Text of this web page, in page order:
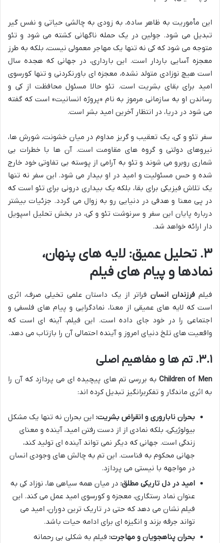
این مأموریت به ظاهر ساده، به زودی به چالشی حیاتی و نفس گیر
تبدیل می شود. جولین در یک حمله ناگهانی کشته می شود و تئو
متوجه می شود که کی نه تنها یک مهاجر معمولی نیست، بلکه به طرز
معجزه آسایی باردار است. این بارداری، در جهانی که هجده سال
است هیچ نوزادی متولد نشده، معجزه ای باورنکردنی و تنها کورسوی
امید برای بقای بشریت است. تئو حالا مسئول محافظت از کی و
رساندن او به سازمانی مرموز به نام «پروژه انسانیت» است که گفته
می شود در دریا، در انتظار آخرین امید بشر است.
سفر تئو و کی، یک تعقیب و گریز مداوم در میان خشونت، شورش ها،
نیروهای دولتی و گروه های مقاومت است. آن ها با خطرات بی
شماری روبرو می شوند و تئو به آرامی از پوسته بی تفاوتی خود خارج
شده و حس مسئولیت و امید در او بیدار می شود. این سفر نه تنها
یک تلاش فیزیکی برای بقا، بلکه یک بیداری درونی برای تئو است که
در پی معنا و هدفی در دنیایی رو به زوال می گردد. جزئیات بیشتر
درباره پایان این سفر و سرنوشت تئو و کی، در بخش تحلیل اسپویل
دار ارائه خواهد شد.
۳. تحلیل عمیق: لایه های پنهان،
نمادها و پیام های فیلم
فیلمفرزندان انسان فراتر از یک داستان علمی تخیلی صرف، اثری
است که لایه های عمیقی از معنا، نمادگرایی و پیام های فلسفی و
اجتماعی را در خود جای داده است. این فیلم، آینه ای است که
واقعیت های تلخ دنیای امروز و آینده احتمالی آن را بازتاب می دهد.
۳.۱. تم ها و مفاهیم اصلی
Children of Men به بررسی تم های پیچیده ای می پردازد که آن را
به اثری ماندگار و تفکربرانگیز تبدیل کرده اند:
بحران ناباروری و انقراض بشریت: این بحران نه تنها یک مشکل
بیولوژیکی، بلکه نمادی از از دست رفتن امید، آینده و معنای
زندگی است. جهانی که دیگر نمی تواند آینده ای تولید کند،
جهانی محکوم به فناست. این تم به چالش های وجودی انسان
در مواجهه با نیستی می پردازد.
امید در دل تاریکی مطلق: در میان همه سیاهی ها، نوزاد کی به
عنوان نماد رستگاری، معجزه و کورسوی امید عمل می کند. این
فیلم نشان می دهد که حتی در تاریک ترین دوران، امید می
تواند جرقه بزند و انگیزه ای برای ادامه حیات باشد.
بحران پناهجویان و مهاجرت: فیلم به شکلی بی رحمانه